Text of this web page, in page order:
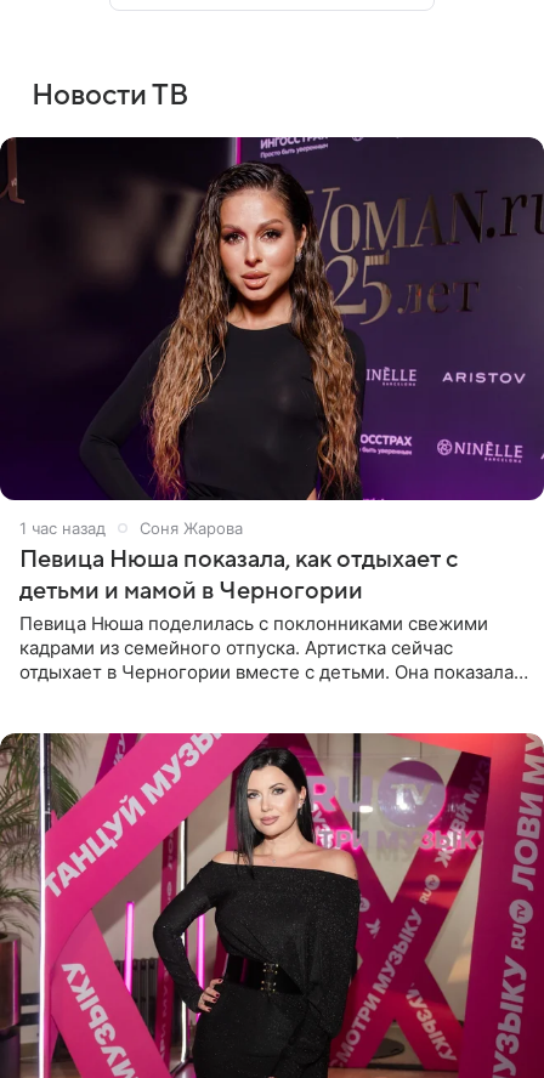
Новости ТВ
1 час назад Соня Жарова
Певица Нюша показала, как отдыхает с
детьми и мамой в Черногории
Певица Нюша поделилась с поклонниками свежими
кадрами из семейного отпуска. Артистка сейчас
отдыхает в Черногории вместе с детьми. Она показала,